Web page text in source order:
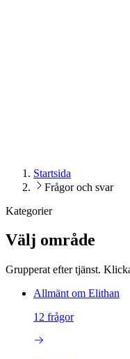
Startsida
Frågor och svar
Kategorier
Välj område
Grupperat efter tjänst.
Allmänt om Elithan
12 frågor